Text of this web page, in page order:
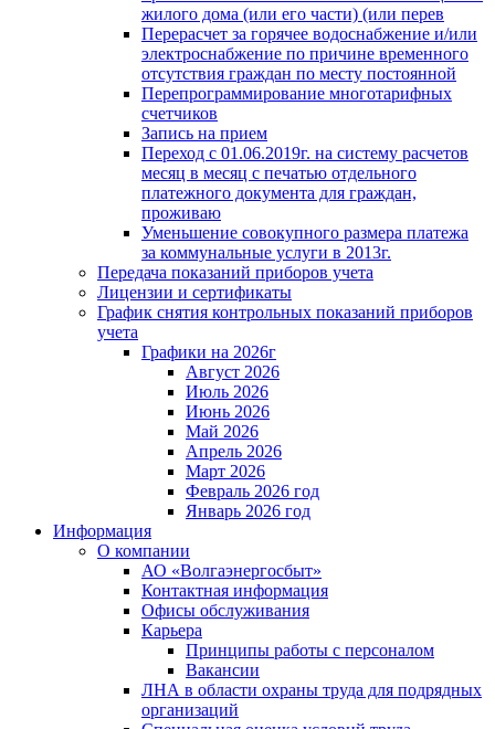
жилого дома (или его части) (или перев
Перерасчет за горячее водоснабжение и/или
электроснабжение по причине временного
отсутствия граждан по месту постоянной
Перепрограммирование многотарифных
счетчиков
Запись на прием
Переход с 01.06.2019г. на систему расчетов
месяц в месяц с печатью отдельного
платежного документа для граждан,
проживаю
Уменьшение совокупного размера платежа
за коммунальные услуги в 2013г.
Передача показаний приборов учета
Лицензии и сертификаты
График снятия контрольных показаний приборов
учета
Графики на 2026г
Август 2026
Июль 2026
Июнь 2026
Май 2026
Апрель 2026
Март 2026
Февраль 2026 год
Январь 2026 год
Информация
О компании
АО «Волгаэнергосбыт»
Контактная информация
Офисы обслуживания
Карьера
Принципы работы с персоналом
Вакансии
ЛНА в области охраны труда для подрядных
организаций